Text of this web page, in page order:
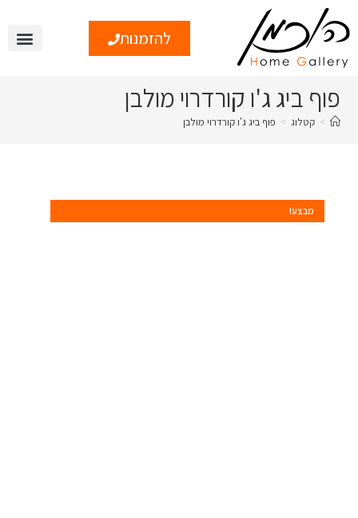
להזמנות
פוף ביג ג'ו קורדרוי מולבן
> קטלוג > פוף ביג ג'ו קורדרוי מולבן
מבצע!